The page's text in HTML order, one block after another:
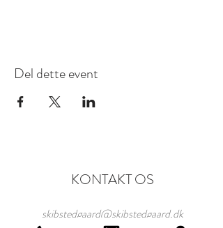
Del dette event
KONTAKT OS
skibstedgaard@skibstedgaard.dk